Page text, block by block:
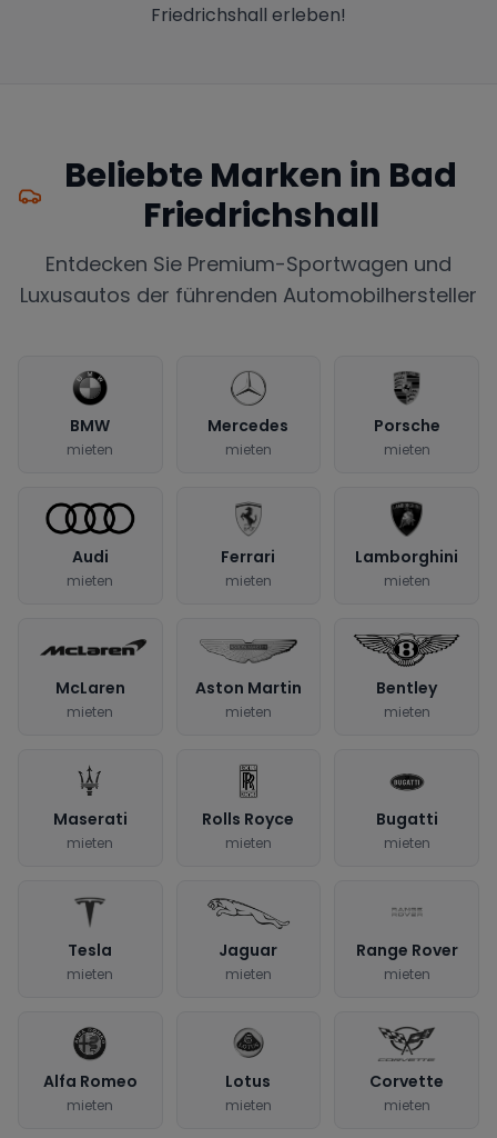
Friedrichshall erleben!
Beliebte Marken in Bad
Friedrichshall
Entdecken Sie Premium-Sportwagen und
Luxusautos der führenden Automobilhersteller
BMW
mieten
Mercedes
mieten
Porsche
mieten
Audi
mieten
Ferrari
mieten
Lamborghini
mieten
McLaren
mieten
Aston Martin
mieten
Bentley
mieten
Maserati
mieten
Rolls Royce
mieten
Bugatti
mieten
Tesla
mieten
Jaguar
mieten
Range Rover
mieten
Alfa Romeo
mieten
Lotus
mieten
Corvette
mieten